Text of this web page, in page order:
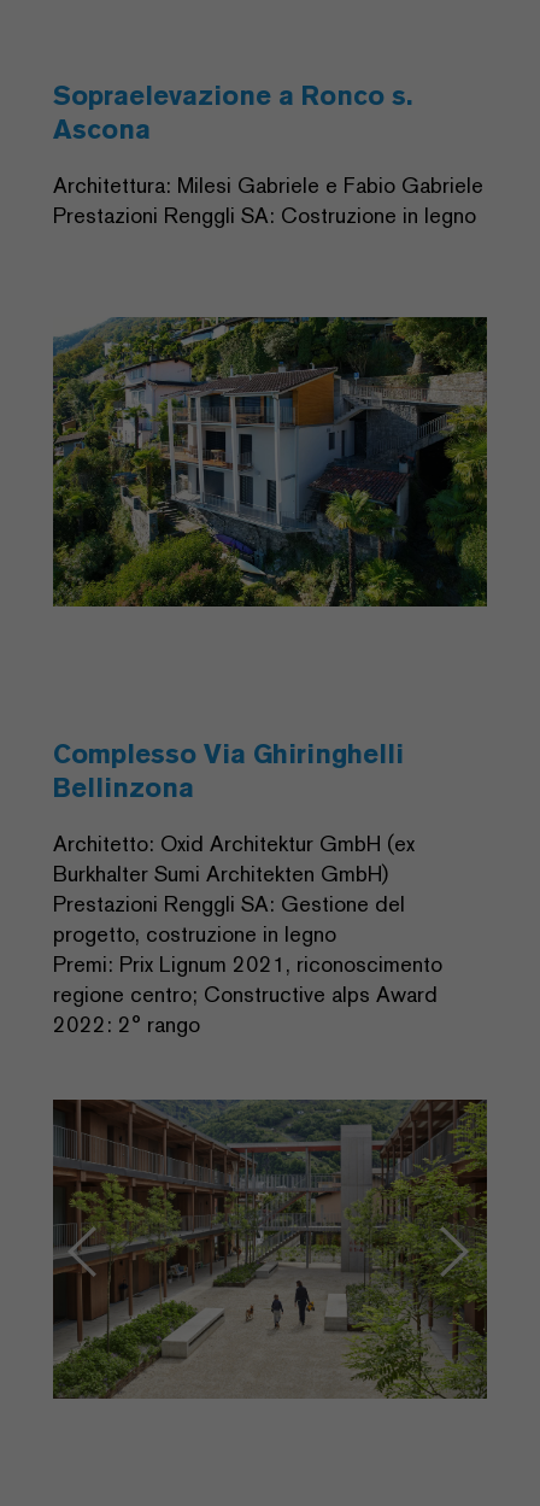
Sopraelevazione a Ronco s.
Ascona
Architettura: Milesi Gabriele e Fabio Gabriele
Prestazioni Renggli SA: Costruzione in legno
Complesso Via Ghiringhelli
Bellinzona
Architetto: Oxid Architektur GmbH (ex
Burkhalter Sumi Architekten GmbH)
Prestazioni Renggli SA: Gestione del
progetto, costruzione in legno
Premi: Prix Lignum 2021, riconoscimento
regione centro; Constructive alps Award
2022: 2° rango
Previous Next